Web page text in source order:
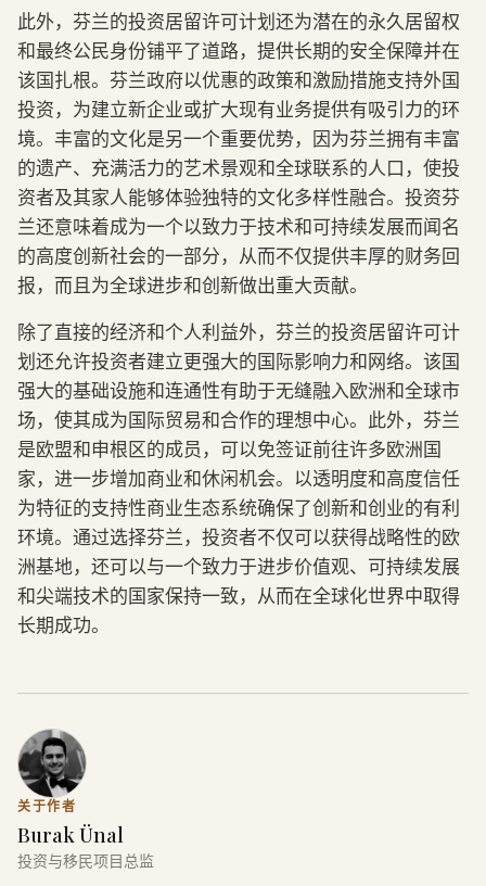
此外，芬兰的投资居留许可计划还为潜在的永久居留权
和最终公民身份铺平了道路，提供长期的安全保障并在
该国扎根。芬兰政府以优惠的政策和激励措施支持外国
投资，为建立新企业或扩大现有业务提供有吸引力的环
境。丰富的文化是另一个重要优势，因为芬兰拥有丰富
的遗产、充满活力的艺术景观和全球联系的人口，使投
资者及其家人能够体验独特的文化多样性融合。投资芬
兰还意味着成为一个以致力于技术和可持续发展而闻名
的高度创新社会的一部分，从而不仅提供丰厚的财务回
报，而且为全球进步和创新做出重大贡献。
除了直接的经济和个人利益外，芬兰的投资居留许可计
划还允许投资者建立更强大的国际影响力和网络。该国
强大的基础设施和连通性有助于无缝融入欧洲和全球市
场，使其成为国际贸易和合作的理想中心。此外，芬兰
是欧盟和申根区的成员，可以免签证前往许多欧洲国
家，进一步增加商业和休闲机会。以透明度和高度信任
为特征的支持性商业生态系统确保了创新和创业的有利
环境。通过选择芬兰，投资者不仅可以获得战略性的欧
洲基地，还可以与一个致力于进步价值观、可持续发展
和尖端技术的国家保持一致，从而在全球化世界中取得
长期成功。
关于作者
Burak Ünal
投资与移民项目总监